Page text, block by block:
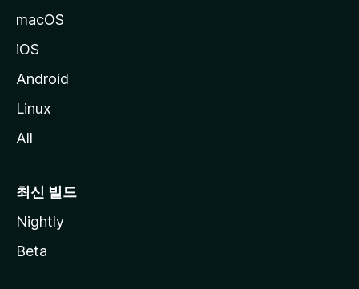
macOS
iOS
Android
Linux
All
최신 빌드
Nightly
Beta